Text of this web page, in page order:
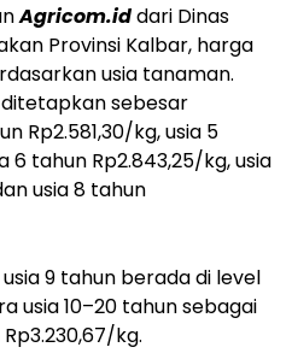
Agricom.iddari Dinas
Provinsi Kalbar, harga
usia tanaman.
sebesar
Rp2.581,30/kg, usia 5
6 tahun Rp2.843,25/kg, usia
usia 8 tahun
9 tahun berada di level
usia 10–20 tahun sebagai
kg.